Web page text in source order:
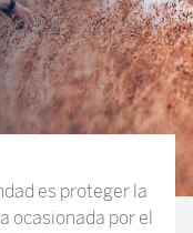
es proteger la
ocasionada por el